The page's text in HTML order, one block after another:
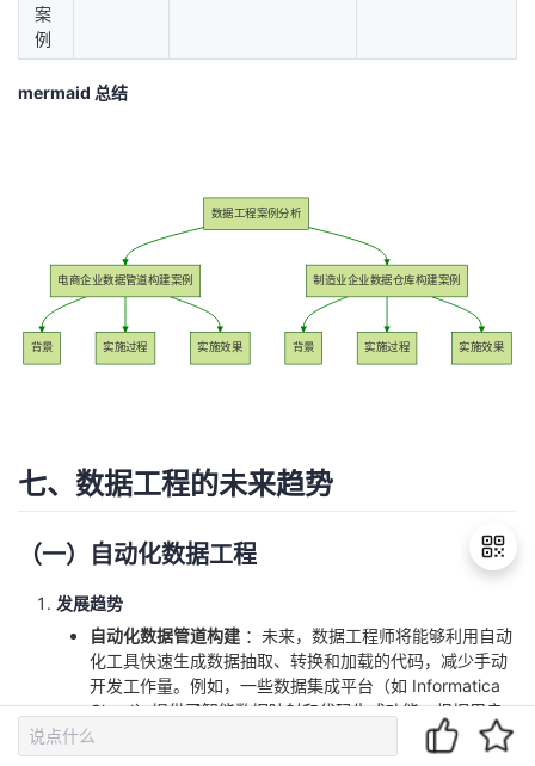
案
例
mermaid 总结
数据工程案例分析
电商企业数据管道构建案例 制造业企业数据仓库构建案例
背景 实施过程 实施效果 背景 实施过程 实施效果
七、数据工程的未来趋势
（一）自动化数据工程
发展趋势
自动化数据管道构建 ：未来，数据工程师将能够利用自动
化工具快速生成数据抽取、转换和加载的代码，减少手动
开发工作量。例如，一些数据集成平台（如 Informatica
Cloud）提供了智能数据映射和代码生成功能，根据用户
配置的数据源和目标结构，自动生成 ETL 任务代码，并自
动部署到运行环境中。